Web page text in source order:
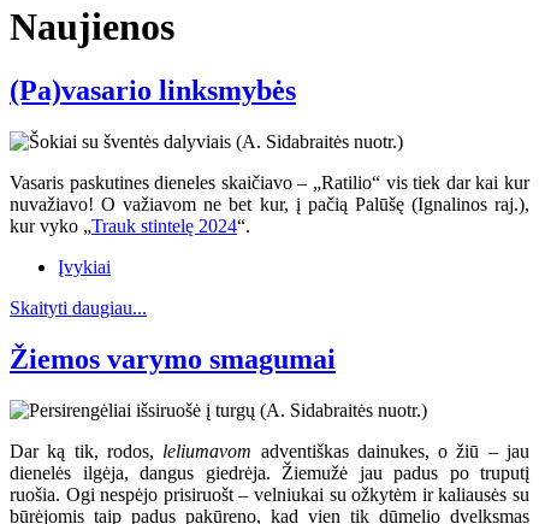
Naujienos
(Pa)vasario linksmybės
Vasaris paskutines dieneles skaičiavo – „Ratilio“ vis tiek dar kai kur
nuvažiavo! O važiavom ne bet kur, į pačią Palūšę (Ignalinos raj.),
kur vyko „Trauk stintelę 2024“.
Įvykiai
Skaityti daugiau...
Žiemos varymo smagumai
Dar ką tik, rodos, leliumavom adventiškas dainukes, o žiū – jau
dienelės ilgėja, dangus giedrėja. Žiemužė jau padus po truputį
ruošia. Ogi nespėjo prisiruošt – velniukai su ožkytėm ir kaliausės su
būrėjomis taip padus pakūreno, kad vien tik dūmelio dvelksmas